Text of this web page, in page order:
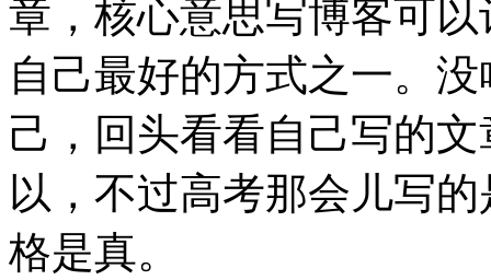
章，核心意思写博客可
自己最好的方式之一。
己，回头看看自己写的
以，不过高考那会儿写
格是真。